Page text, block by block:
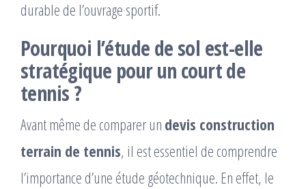
durable de l’ouvrage sportif.
Pourquoi l’étude de sol est-elle
stratégique pour un court de
tennis ?
Avant même de comparer un devis construction
terrain de tennis, il est essentiel de comprendre
l’importance d’une étude géotechnique. En effet, le